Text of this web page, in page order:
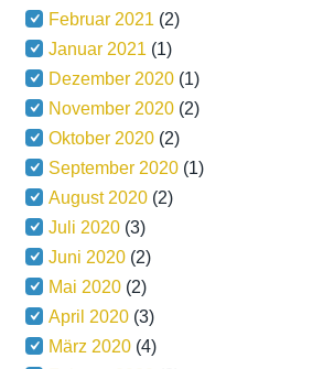
Februar 2021 (2)
Januar 2021 (1)
Dezember 2020 (1)
November 2020 (2)
Oktober 2020 (2)
September 2020 (1)
August 2020 (2)
Juli 2020 (3)
Juni 2020 (2)
Mai 2020 (2)
April 2020 (3)
März 2020 (4)